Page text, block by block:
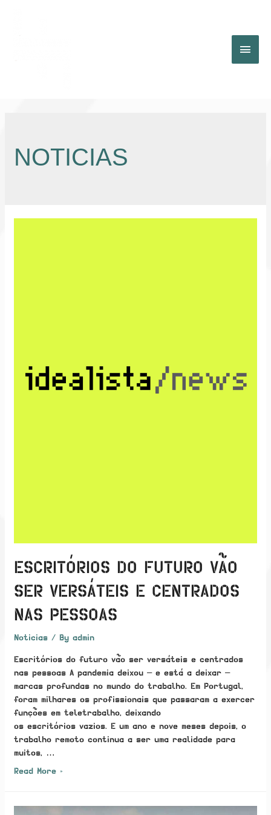
Main
NOTICIAS
ESCRITÓRIOS DO FUTURO VÃO
SER VERSÁTEIS E CENTRADOS
NAS PESSOAS
Noticias / Byadmin
Escritórios do futuro vão ser versáteis e centrados
nas pessoas A pandemia deixou – e está a deixar –
marcas profundas no mundo do trabalho. Em Portugal,
foram milhares os profissionais que passaram a exercer
funções em teletrabalho, deixando
os escritórios vazios. E um ano e nove meses depois, o
trabalho remoto continua a ser uma realidade para
muitos, …
Escritórios
Read More »